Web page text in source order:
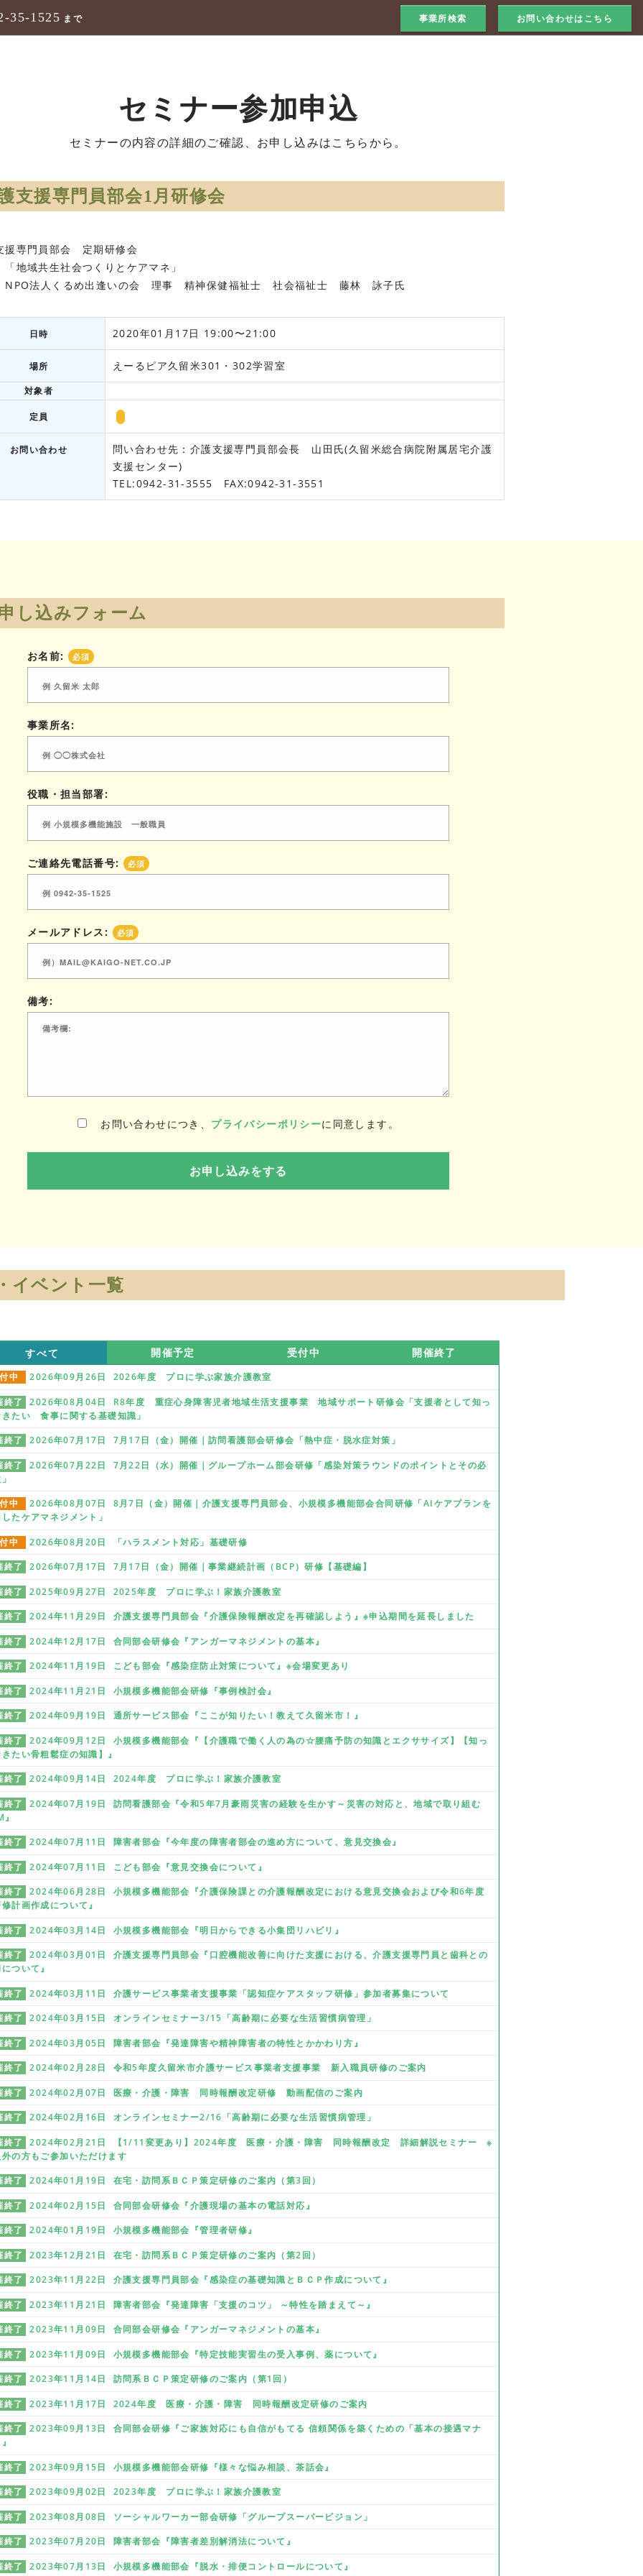
35-1525 まで 事業所検索 お問い合わせはこちら
セミナー参加申込
セミナーの内容の詳細のご確認、お申し込みはこちらから。
支援専門員部会1月研修会
援専門員部会 定期研修会
地域共生社会つくりとケアマネ」
法人くるめ出逢いの会 理事 精神保健福祉士 社会福祉士 藤林 詠子氏
日時 2020年01月17日 19:00〜21:00
場所 えーるピア久留米301・302学習室
対象者
定員
お問い合わせ
問い合わせ先：介護支援専門員部会長 山田氏(久留米総合病院附属居宅介護
支援センター)
TEL:0942-31-3555 FAX:0942-31-3551
し込みフォーム
お名前: 必須
事業所名:
役職・担当部署:
ご連絡先電話番号: 必須
メールアドレス: 必須
備考:
お問い合わせにつき、 プライバシーポリシーに同意します。
イベント一覧
すべて 開催予定 受付中 開催終了
中 2026年09月26日 2026年度 プロに学ぶ家族介護教室
終了
2026年08月04日 R8年度 重症心身障害児者地域生活支援事業 地域サポート研修会「支援者として知っ
きたい 食事に関する基礎知識」
終了 2026年07月17日 7月17日（金）開催｜訪問看護部会研修会「熱中症・脱水症対策」
終了
2026年07月22日 7月22日（水）開催｜グループホーム部会研修「感染対策ラウンドのポイントとその必
中
2026年08月07日 8月7日（金）開催｜介護支援専門員部会、小規模多機能部会合同研修「AIケアプランを
たケアマネジメント」
中 2026年08月20日 「ハラスメント対応」基礎研修
終了 2026年07月17日 7月17日（金）開催｜事業継続計画（BCP）研修【基礎編】
終了 2025年09月27日 2025年度 プロに学ぶ！家族介護教室
終了 2024年11月29日 介護支援専門員部会『介護保険報酬改定を再確認しよう』※申込期間を延長しました
終了 2024年12月17日 合同部会研修会『アンガーマネジメントの基本』
終了 2024年11月19日 こども部会『感染症防止対策について』※会場変更あり
終了 2024年11月21日 小規模多機能部会研修『事例検討会』
終了 2024年09月19日 通所サービス部会『ここが知りたい！教えて久留米市！』
終了
2024年09月12日 小規模多機能部会『【介護職で働く人の為の☆腰痛予防の知識とエクササイズ】【知っ
たい骨粗鬆症の知識】』
終了 2024年09月14日 2024年度 プロに学ぶ！家族介護教室
終了
2024年07月19日 訪問看護部会『令和5年7月豪雨災害の経験を生かす～災害の対応と、地域で取り組む
終了 2024年07月11日 障害者部会『今年度の障害者部会の進め方について、意見交換会』
終了 2024年07月11日 こども部会『意見交換会について』
終了
2024年06月28日 小規模多機能部会『介護保険課との介護報酬改定における意見交換会および令和6年度
計画作成について』
終了 2024年03月14日 小規模多機能部会『明日からできる小集団リハビリ』
終了
2024年03月01日 介護支援専門員部会『口腔機能改善に向けた支援における、介護支援専門員と歯科との
ついて』
終了 2024年03月11日 介護サービス事業者支援事業「認知症ケアスタッフ研修」参加者募集について
終了 2024年03月15日 オンラインセミナー3/15「高齢期に必要な生活習慣病管理」
終了 2024年03月05日 障害者部会『発達障害や精神障害者の特性とかかわり方』
終了 2024年02月28日 令和5年度久留米市介護サービス事業者支援事業 新入職員研修のご案内
終了 2024年02月07日 医療・介護・障害 同時報酬改定研修 動画配信のご案内
終了 2024年02月16日 オンラインセミナー2/16「高齢期に必要な生活習慣病管理」
終了
2024年02月21日 【1/11変更あり】2024年度 医療・介護・障害 同時報酬改定 詳細解説セミナー ※
の方もご参加いただけます
終了 2024年01月19日 在宅・訪問系ＢＣＰ策定研修のご案内（第3回）
終了 2024年02月15日 合同部会研修会『介護現場の基本の電話対応』
終了 2024年01月19日 小規模多機能部会『管理者研修』
終了 2023年12月21日 在宅・訪問系ＢＣＰ策定研修のご案内（第2回）
終了 2023年11月22日 介護支援専門員部会『感染症の基礎知識とＢＣＰ作成について』
終了 2023年11月21日 障害者部会『発達障害「支援のコツ」 ～特性を踏まえて～』
終了 2023年11月09日 合同部会研修会『アンガーマネジメントの基本』
終了 2023年11月09日 小規模多機能部会『特定技能実習生の受入事例、薬について』
終了 2023年11月14日 訪問系ＢＣＰ策定研修のご案内（第1回）
終了 2023年11月17日 2024年度 医療・介護・障害 同時報酬改定研修のご案内
終了
2023年09月13日 合同部会研修『ご家族対応にも自信がもてる 信頼関係を築くための「基本の接遇マナ
終了 2023年09月15日 小規模多機能部会研修『様々な悩み相談、茶話会』
終了 2023年09月02日 2023年度 プロに学ぶ！家族介護教室
終了 2023年08月08日 ソーシャルワーカー部会研修「グループスーパービジョン」
終了 2023年07月20日 障害者部会『障害者差別解消法について』
終了 2023年07月13日 小規模多機能部会『脱水・排便コントロールについて』